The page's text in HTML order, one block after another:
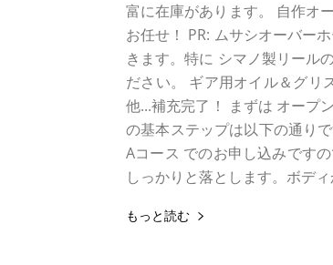
富に在庫があります。 自作オ
お任せ！ PR: ムサシオーバー
きます。特に シマノ製リール
ださい。 ギア用オイル＆グリ
他...補充完了！ まずは オープ
の基本ステップは以下の通り
Aコース でのお申し込みです
しっかりと落とします。ボデ
もっと読む